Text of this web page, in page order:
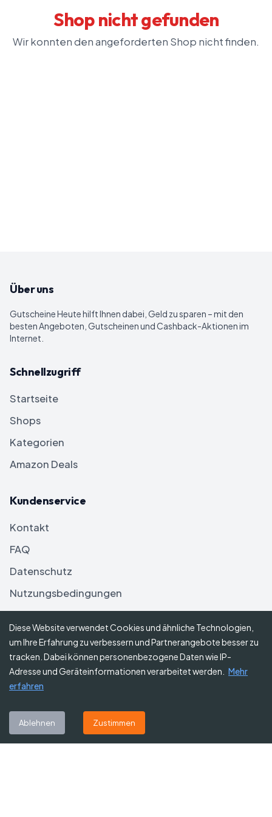
Shop nicht gefunden
Wir konnten den angeforderten Shop nicht finden.
Über uns
Gutscheine Heutehilft Ihnen dabei, Geld zu sparen – mit den
besten Angeboten, Gutscheinen und Cashback-Aktionen im
Internet.
Schnellzugriff
Startseite
Shops
Kategorien
Amazon Deals
Kundenservice
Kontakt
FAQ
Datenschutz
Nutzungsbedingungen
Haftungsausschluss
Folgen Sie uns
Diese Website verwendet Cookies und ähnliche Technologien,
um Ihre Erfahrung zu verbessern und Partnerangebote besser zu
tracken. Dabei können personenbezogene Daten wie IP-
Adresse und Geräteinformationen verarbeitet werden.
Mehr
erfahren
Ablehnen Zustimmen